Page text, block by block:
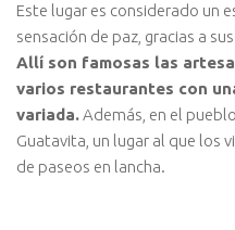
Este lugar es considerado un
sensación de paz, gracias a
Allí son famosas las
varios restaurantes con
variada.Además, en el
Guatavita, un lugar al que los
de paseos en lancha.